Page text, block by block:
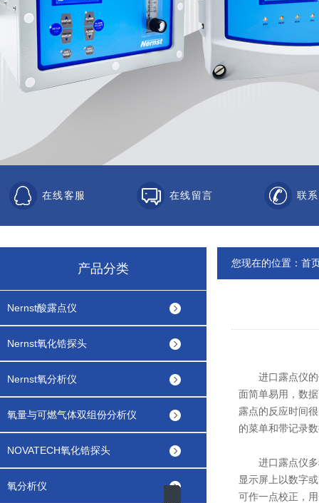
在线客服 在线留言 联
产品分类
Nernst酸露点仪
Nernst氧化锆探头
Nernst氧分析仪
氧量与可燃气体双组份分析仪
NOVATECH氧化锆探头
氧分析仪
您现在的位置： 首
进口露点仪
面简单易用，数
露点的反应时间
的菜单和带记录
进口露点仪多
显示屏上以数字
可作一点校正，